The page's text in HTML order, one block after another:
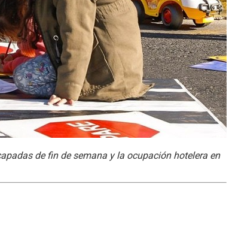
de fin de semana y la ocupación hotelera en